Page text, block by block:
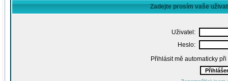
Zadejte prosím vaše
Uživatel:
Heslo:
Přihlásit mě automaticky